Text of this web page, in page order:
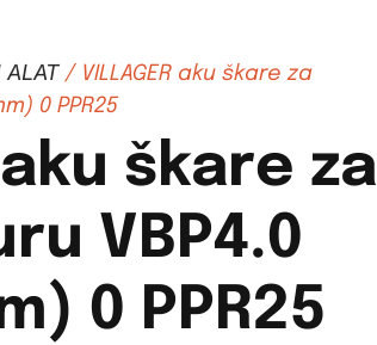
ALAT/ VILLAGER aku škare za
0 PPR25
aku škare za
VBP4.0
0 PPR25